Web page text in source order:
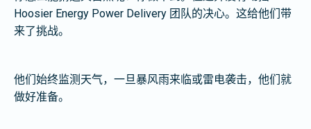
Hoosier Energy Power Delivery 团队的决心。这给他们带
来了挑战。
他们始终监测天气，一旦暴风雨来临或雷电袭击，他们就
做好准备。